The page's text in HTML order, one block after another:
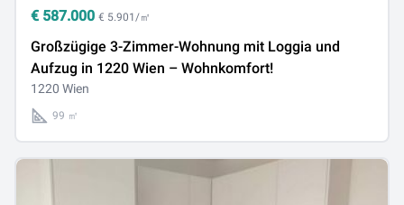
€ 587.000 € 5.901/㎡
Großzügige 3-Zimmer-Wohnung mit Loggia und
Aufzug in 1220 Wien – Wohnkomfort!
1220 Wien
99 ㎡